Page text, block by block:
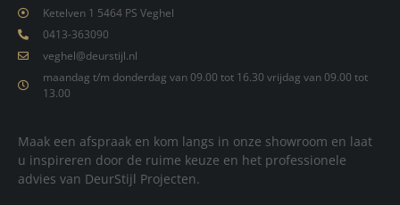
Ketelven 1 5464 PS Veghel
0413-363090
veghel@deurstijl.nl
maandag t/m donderdag van 09.00 tot 16.30 vrijdag van 09.00 tot
13.00
Maak een afspraak en kom langs in onze showroom en laat
u inspireren door de ruime keuze en het professionele
advies van DeurStijl Projecten.